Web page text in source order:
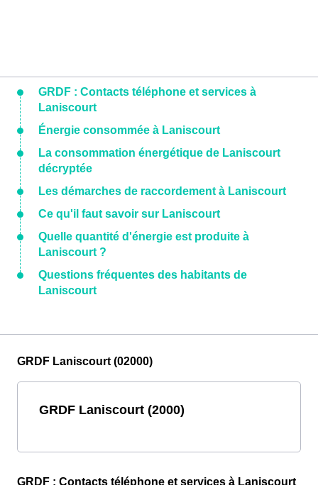
GRDF : Contacts téléphone et services à
Laniscourt
Énergie consommée à Laniscourt
La consommation énergétique de Laniscourt
décryptée
Les démarches de raccordement à Laniscourt
Ce qu'il faut savoir sur Laniscourt
Quelle quantité d'énergie est produite à
Laniscourt ?
Questions fréquentes des habitants de
Laniscourt
GRDF Laniscourt (02000)
GRDF Laniscourt (2000)
GRDF : Contacts téléphone et services à Laniscourt